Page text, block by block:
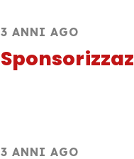
3 ANNI AGO
3 ANNI AGO